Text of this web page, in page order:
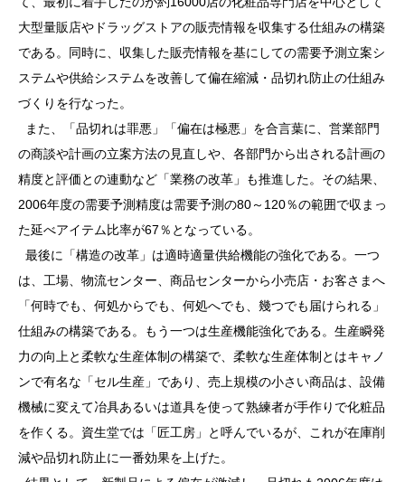
大型量販店やドラッグストアの販売情報を収集する仕組みの構築
である。同時に、収集した販売情報を基にしての需要予測立案シ
ステムや供給システムを改善して偏在縮減・品切れ防止の仕組み
づくりを行なった。
また、「品切れは罪悪」「偏在は極悪」を合言葉に、営業部門
の商談や計画の立案方法の見直しや、各部門から出される計画の
精度と評価との連動など「業務の改革」も推進した。その結果、
2006年度の需要予測精度は需要予測の80～120％の範囲で収まっ
た延べアイテム比率が67％となっている。
最後に「構造の改革」は適時適量供給機能の強化である。一つ
は、工場、物流センター、商品センターから小売店・お客さまへ
「何時でも、何処からでも、何処へでも、幾つでも届けられる」
仕組みの構築である。もう一つは生産機能強化である。生産瞬発
力の向上と柔軟な生産体制の構築で、柔軟な生産体制とはキャノ
ンで有名な「セル生産」であり、売上規模の小さい商品は、設備
機械に変えて冶具あるいは道具を使って熟練者が手作りで化粧品
を作くる。資生堂では「匠工房」と呼んでいるが、これが在庫削
減や品切れ防止に一番効果を上げた。